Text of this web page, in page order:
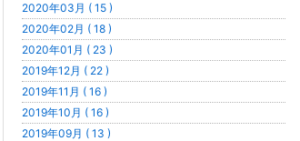
2020年03月 ( 15 )
2020年02月 ( 18 )
2020年01月 ( 23 )
2019年12月 ( 22 )
2019年11月 ( 16 )
2019年10月 ( 16 )
2019年09月 ( 13 )